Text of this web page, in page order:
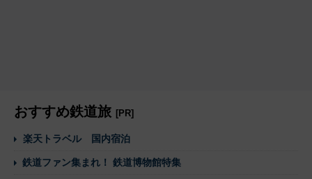
おすすめ鉄道旅 [PR]
楽天トラベル 国内宿泊
鉄道ファン集まれ！ 鉄道博物館特集